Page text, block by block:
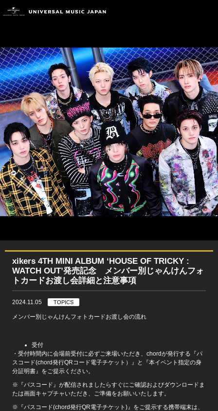
xikers 4TH MINI ALBUM ‘HOUSE OF TRICKY :
WATCH OUT’発売記念 メンバー別じゃんけんフォ
トカードお渡し会詳細と注意事項
2024.11.05 TOPICS
メンバー別じゃんけんフォトカードお渡し会の流れ
受付
・受付時間内に会場前受付に必ずご来場いただき、chordが発行する『パ
スコード(chord発行QRコード電子チケット）』と『本イベント指定の身
分証明書』をご提示ください。
※『パスコード』が配信されましたらすぐにご確認およびダウンロードま
たは画面キャプチャいただき、ご準備をお願いいたします。
※『パスコード(chord発行QR電子チケット)』をご提示する携帯端末は、